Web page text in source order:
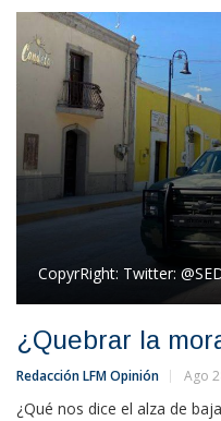
CopyrRight: Twitter:
¿Quebrar la
Redacción LFM Opinión Ago
¿Qué nos dice el alza de